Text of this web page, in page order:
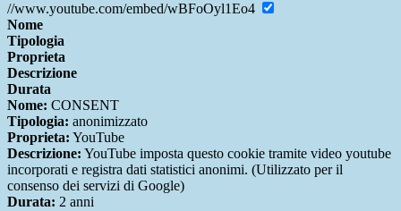
//www.youtube.com/embed/wBFoOyl1Eo4
Nome
Tipologia
Proprieta
Descrizione
Durata
Nome: CONSENT
Tipologia: anonimizzato
Proprieta: YouTube
Descrizione: YouTube imposta questo cookie tramite video youtube
incorporati e registra dati statistici anonimi. (Utilizzato per il
consenso dei servizi di Google)
Durata: 2 anni